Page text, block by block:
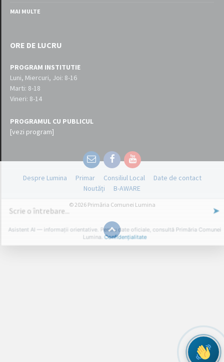
MAI MULTE
ORE DE LUCRU
PROGRAM INSTITUTIE
Luni, Miercuri, Joi: 8-16
Marti: 8-18
Vineri: 8-14
PROGRAMUL CU PUBLICUL
[vezi program]
EmailFacebookYouTube
Despre Lumina Primar Consiliul Local
Date de contact
Noutăți
B-AWARE
© 2026 Primăria Comunei Lumina